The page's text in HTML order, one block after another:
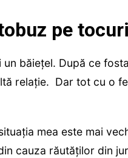
pe
băiețel. După ce
relație. Dar tot cu o
mea este mai
cauza răutăților din